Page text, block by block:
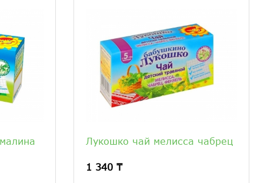
Лукошко чай мелисса чабрец
1 340 ₸